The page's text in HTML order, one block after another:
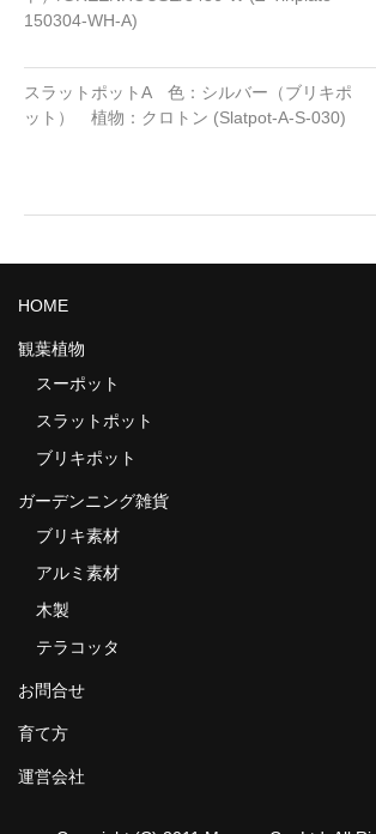
150304-WH-A)
スラットポットA 色：シルバー（ブリキポ
ット） 植物：クロトン (Slatpot-A-S-030)
HOME
観葉植物
スーポット
スラットポット
ブリキポット
ガーデンニング雑貨
ブリキ素材
アルミ素材
木製
テラコッタ
お問合せ
育て方
運営会社